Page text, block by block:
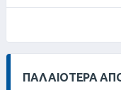
ΠΑΛΑΙΌΤΕΡΑ